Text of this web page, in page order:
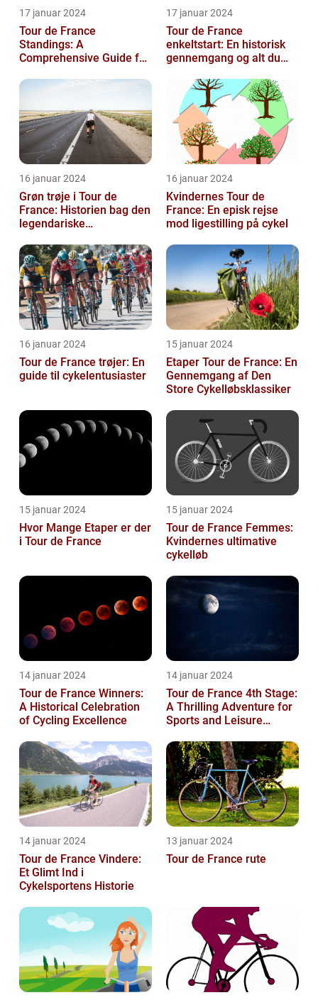
17 januar 2024
Tour de France
Standings: A
Comprehensive Guide for
Enthusiasts
17 januar 2024
Tour de France
enkeltstart: En historisk
gennemgang og alt du
16 januar 2024
Grøn trøje i Tour de
France: Historien bag den
legendariske
16 januar 2024
Kvindernes Tour de
France: En episk rejse
mod ligestilling på cykel
16 januar 2024
Tour de France trøjer: En
guide til cykelentusiaster
15 januar 2024
Etaper Tour de France: En
Gennemgang af Den
Store Cykelløbsklassiker
15 januar 2024
Hvor Mange Etaper er der
i Tour de France
15 januar 2024
Tour de France Femmes:
Kvindernes ultimative
cykelløb
14 januar 2024
Tour de France Winners:
A Historical Celebration
of Cycling Excellence
14 januar 2024
Tour de France 4th Stage:
A Thrilling Adventure for
Sports and Leisure
14 januar 2024
Tour de France Vindere:
Et Glimt Ind i
Cykelsportens Historie
13 januar 2024
Tour de France rute